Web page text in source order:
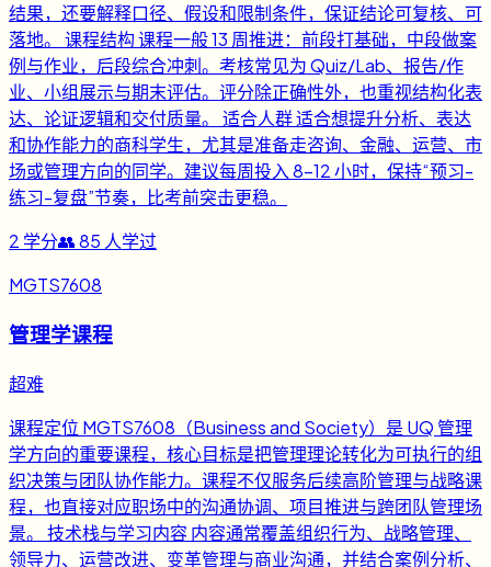
结果，还要解释口径、假设和限制条件，保证结论可复核、可
落地。 课程结构 课程一般 13 周推进：前段打基础，中段做案
例与作业，后段综合冲刺。考核常见为 Quiz/Lab、报告/作
业、小组展示与期末评估。评分除正确性外，也重视结构化表
达、论证逻辑和交付质量。 适合人群 适合想提升分析、表达
和协作能力的商科学生，尤其是准备走咨询、金融、运营、市
场或管理方向的同学。建议每周投入 8-12 小时，保持“预习-
练习-复盘”节奏，比考前突击更稳。
2 学分👥85 人学过
MGTS7608
管理学课程
超难
课程定位 MGTS7608（Business and Society）是 UQ 管理
学方向的重要课程，核心目标是把管理理论转化为可执行的组
织决策与团队协作能力。课程不仅服务后续高阶管理与战略课
程，也直接对应职场中的沟通协调、项目推进与跨团队管理场
景。 技术栈与学习内容 内容通常覆盖组织行为、战略管理、
领导力、运营改进、变革管理与商业沟通，并结合案例分析、